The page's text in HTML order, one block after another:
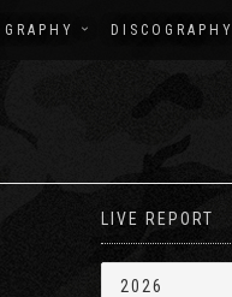
DISCOGRAPHY
LIVE REPORT
2026